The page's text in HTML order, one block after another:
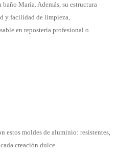
María. Además, su estructura
y facilidad de limpieza,
en repostería profesional o
estos moldes de aluminio: resistentes,
creación dulce.